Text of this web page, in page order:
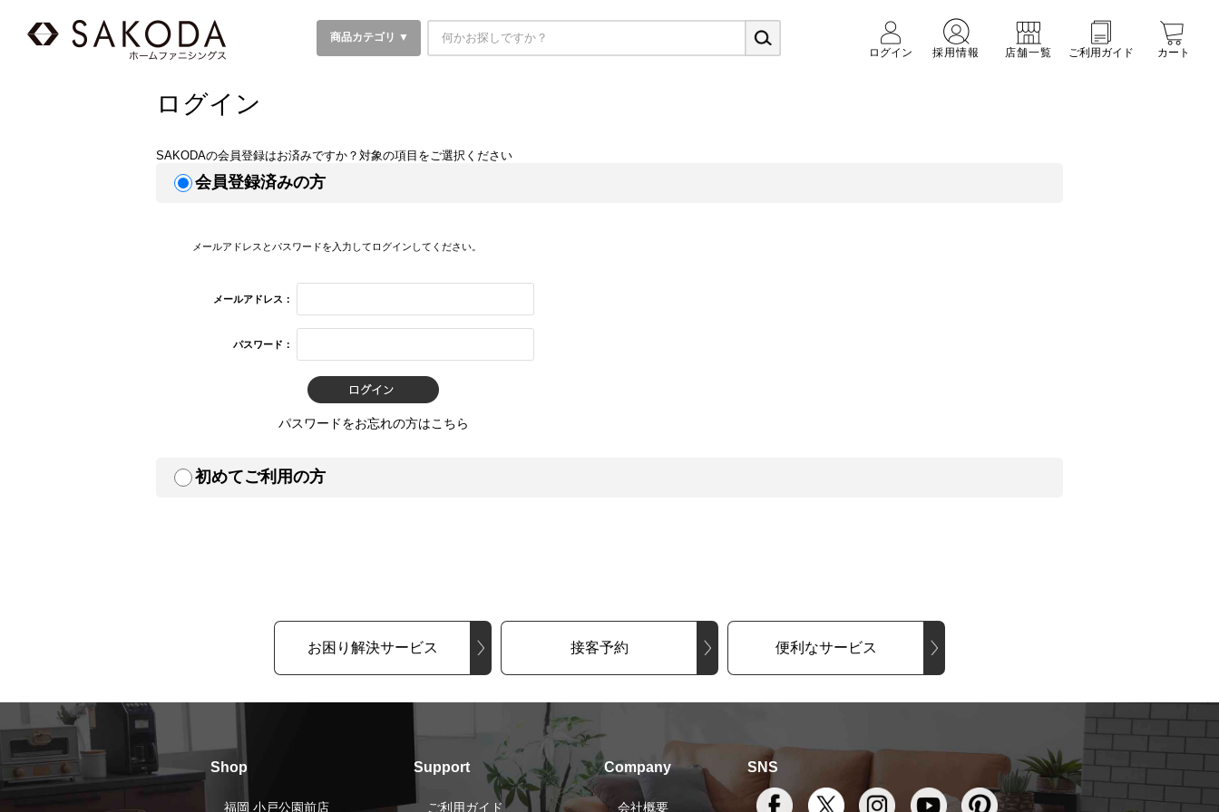
商品カテゴリ ▼
ログイン
採用情報 店舗一覧 ご利用ガイド カート
ログイン
SAKODAの会員登録はお済みですか？対象の項目をご選択ください
会員登録済みの方
メールアドレスとパスワードを入力してログインしてください。
メールアドレス：
パスワード：
パスワードをお忘れの方はこちら
初めてご利用の方
お困り解決サービス 接客予約 便利なサービス
Shop
福岡 小戸公園前店
Support
ご利用ガイド
Company
会社概要
SNS